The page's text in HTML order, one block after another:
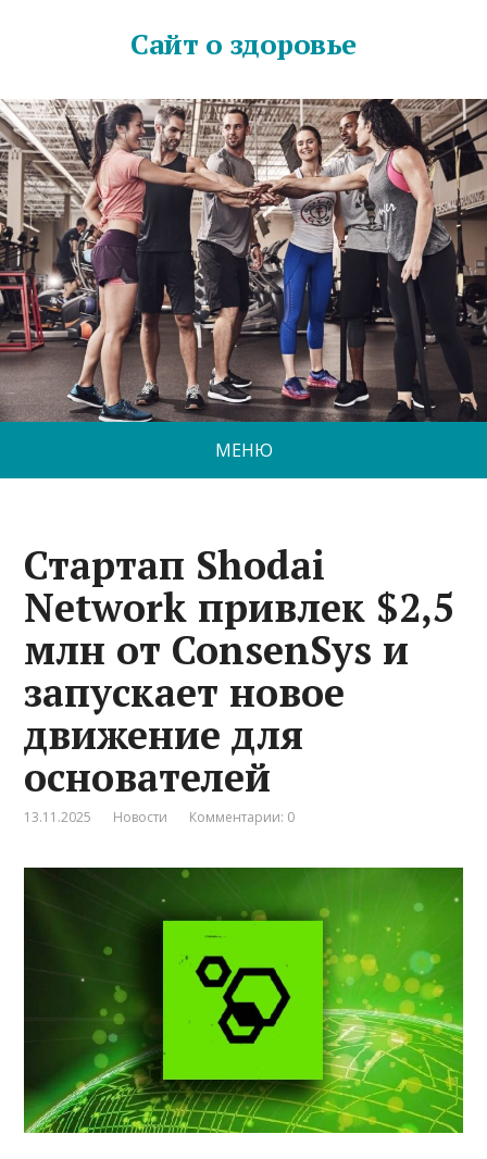
Сайт о здоровье
МЕНЮ
Стартап Shodai
Network привлек $2,5
млн от ConsenSys и
запускает новое
движение для
основателей
13.11.2025 Новости Комментарии: 0